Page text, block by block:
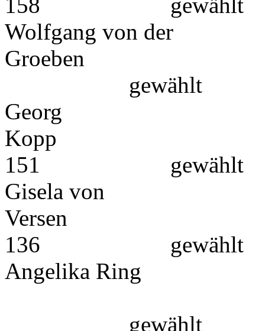
Wolfgang von der
gewählt
Georg
151 gewählt
Gisela von
136 gewählt
Angelika Ring
gewählt